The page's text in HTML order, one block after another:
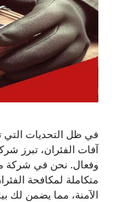
في ظل التحديات التي
آفات الفئران، تبرز
وفعال. نحن في شركة
متكاملة لمكافحة
الآمنة، مما يضمن لك